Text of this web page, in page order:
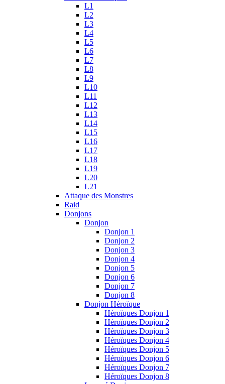
L1
L2
L3
L4
L5
L6
L7
L8
L9
L10
L11
L12
L13
L14
L15
L16
L17
L18
L19
L20
L21
Attaque des Monstres
Raid
Donjons
Donjon
Donjon 1
Donjon 2
Donjon 3
Donjon 4
Donjon 5
Donjon 6
Donjon 7
Donjon 8
Donjon Héroïque
Héroïques Donjon 1
Héroïques Donjon 2
Héroïques Donjon 3
Héroïques Donjon 4
Héroïques Donjon 5
Héroïques Donjon 6
Héroïques Donjon 7
Héroïques Donjon 8